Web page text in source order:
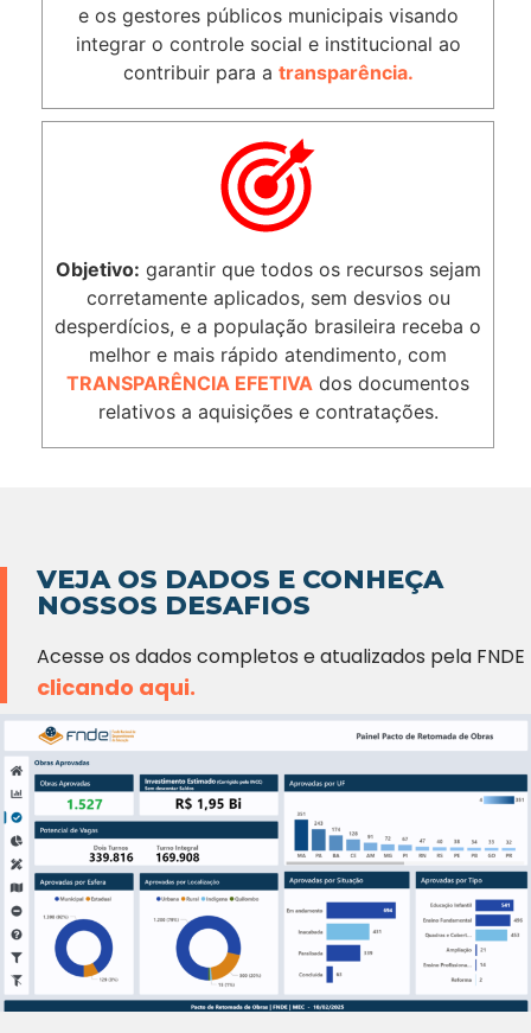
e os gestores públicos municipais visando
integrar o controle social e institucional ao
contribuir para a transparência.
Objetivo: garantir que todos os recursos sejam
corretamente aplicados, sem desvios ou
desperdícios, e a população brasileira receba o
melhor e mais rápido atendimento, com
TRANSPARÊNCIA EFETIVA dos documentos
relativos a aquisições e contratações.
VEJA OS DADOS E CONHEÇA
NOSSOS DESAFIOS
Acesse os dados completos e atualizados pela FNDE
clicando aqui.